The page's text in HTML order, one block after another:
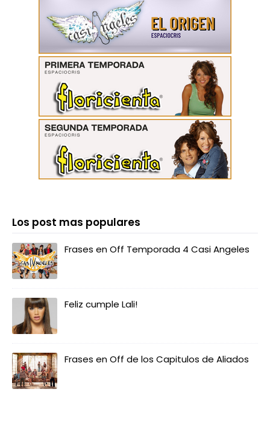
Los post mas populares
Frases en Off Temporada 4 Casi Angeles
Feliz cumple Lali!
Frases en Off de los Capitulos de Aliados